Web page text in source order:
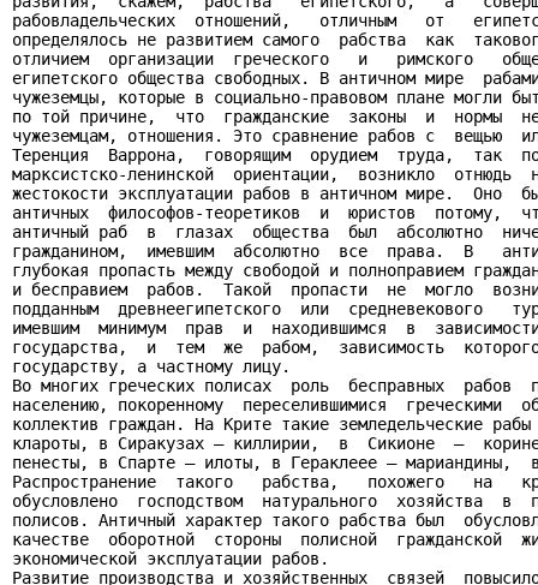
рабовладельческих  отношений,   отличным   от
определялось не развитием самого  рабства  как
отличием  организации  греческого   и   римского
египетского общества свободных. В античном мире
чужеземцы, которые в социально-правовом плане могли
по той причине,  что  гражданские  законы  и  нормы
чужеземцам, отношения. Это сравнение рабов с  вещью
Теренция  Варрона,  говорящим  орудием  труда,  так
марксистско-ленинской  ориентации,  возникло  отнюдь
жестокости эксплуатации рабов в античном мире.  Оно
античных  философов-теоретиков  и  юристов  потому,
античный раб  в  глазах  общества  был  абсолютно
гражданином,  имевшим  абсолютно  все  права.  В
глубокая пропасть между свободой и полноправием
и бесправием  рабов.  Такой  пропасти  не  могло
подданным  древнеегипетского  или  средневекового
имевшим  минимум  прав  и  находившимся  в
государства,  и  тем  же  рабом,  зависимость
государству, а частному лицу.
Во многих греческих полисах  роль  бесправных  рабов
населению, покоренному  переселившимися  греческими
коллектив граждан. На Крите такие земледельческие
клароты, в Сиракузах – киллирии,  в  Сикионе  –
пенесты, в Спарте – илоты, в Гераклеее – мариандины,
Распространение  такого   рабства,   похожего   на
обусловлено  господством  натурального  хозяйства  в
полисов. Античный характер такого рабства был
качестве  оборотной  стороны  полисной  гражданской
экономической эксплуатации рабов.
Развитие производства и хозяйственных  связей